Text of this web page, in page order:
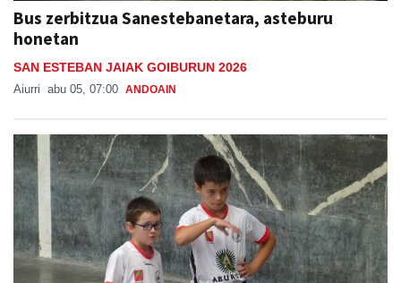
Bus zerbitzua Sanestebanetara, asteburu
honetan
SAN ESTEBAN JAIAK GOIBURUN 2026
Aiurri abu 05, 07:00 ANDOAIN